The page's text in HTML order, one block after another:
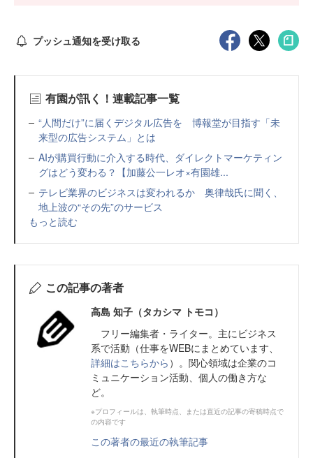
プッシュ通知を受け取る
有園が訊く！連載記事一覧
“人間だけ”に届くデジタル広告を 博報堂が目指す「未
来型の広告システム」とは
AIが購買行動に介入する時代、ダイレクトマーケティン
グはどう変わる？【加藤公一レオ×有園雄...
テレビ業界のビジネスは変われるか 奥律哉氏に聞く、
地上波の“その先”のサービス
もっと読む
この記事の著者
高島 知子（タカシマ トモコ）
フリー編集者・ライター。主にビジネス
系で活動（仕事をWEBにまとめています、
詳細はこちらから ）。関心領域は企業のコ
ミュニケーション活動、個人の働き方な
ど。
※プロフィールは、執筆時点、または直近の記事の寄稿時点で
の内容です
この著者の最近の執筆記事